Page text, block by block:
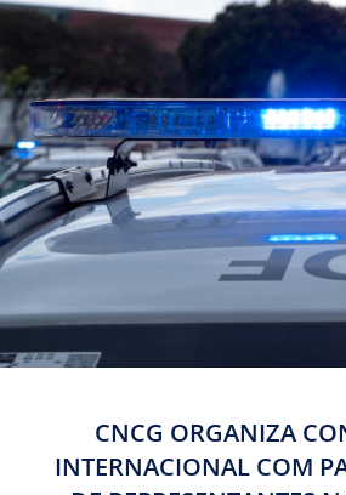
CNCG ORGANIZA
INTERNACIONAL COM